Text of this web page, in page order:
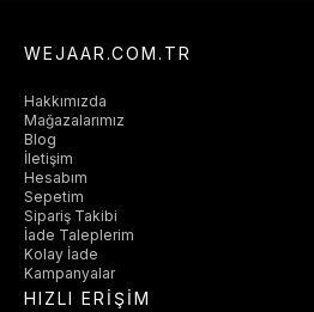
WEJAAR.COM.TR
Hakkımızda
Mağazalarımız
Blog
İletişim
Hesabım
Sepetim
Sipariş Takibi
İade Taleplerim
Kolay İade
Kampanyalar
HIZLI ERİŞİM